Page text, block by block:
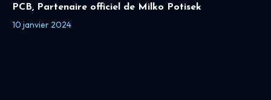
PCB, Partenaire officiel de Milko Potisek
10 janvier 2024